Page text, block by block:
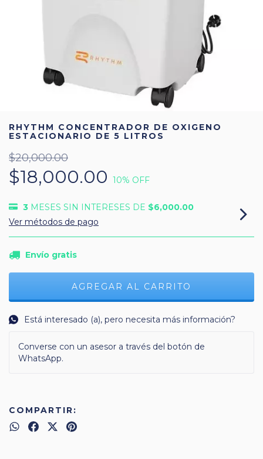
RHYTHM CONCENTRADOR DE OXIGENO
ESTACIONARIO DE 5 LITROS
$20,000.00
$18,000.00 10% OFF
3 MESES SIN INTERESES DE $6,000.00
Ver métodos de pago
Envío gratis
Está interesado (a), pero necesita más información?
Converse con un asesor a través del botón de
WhatsApp.
COMPARTIR: